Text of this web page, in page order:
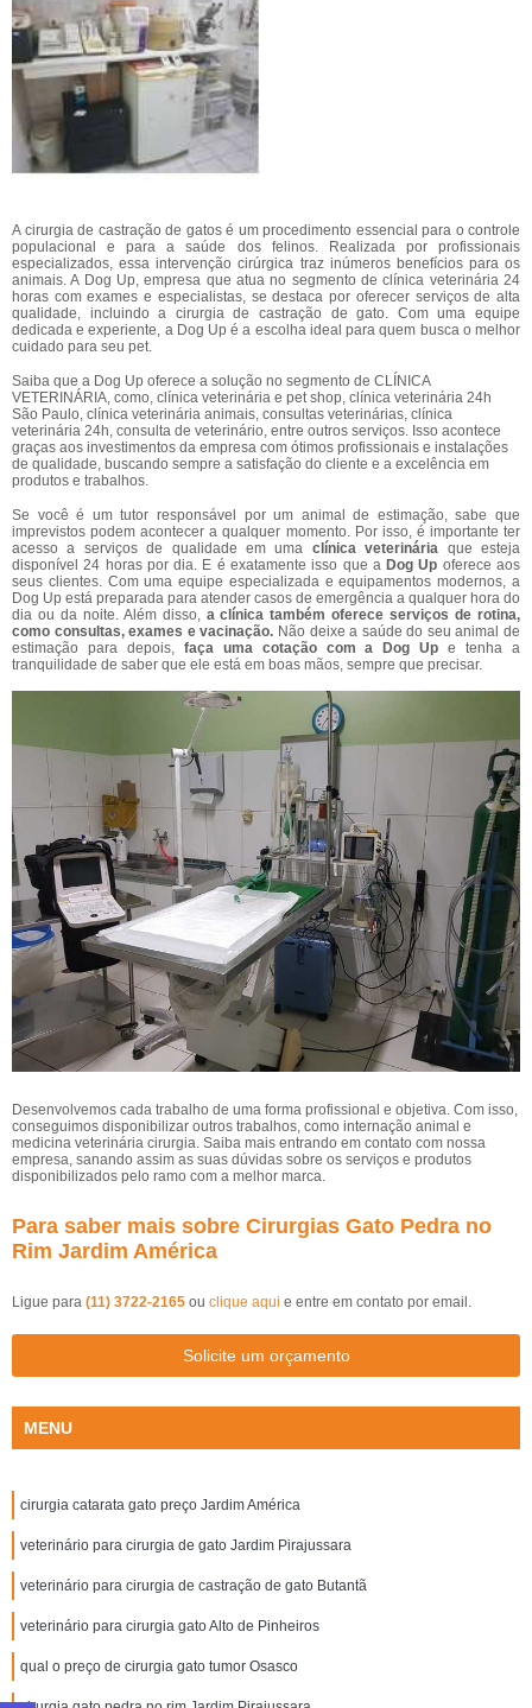
A cirurgia de castração de gatos é um procedimento essencial para o controle
populacional e para a saúde dos felinos. Realizada por profissionais
especializados, essa intervenção cirúrgica traz inúmeros benefícios para os
animais. A Dog Up, empresa que atua no segmento de clínica veterinária 24
horas com exames e especialistas, se destaca por oferecer serviços de alta
qualidade, incluindo a cirurgia de castração de gato. Com uma equipe
dedicada e experiente, a Dog Up é a escolha ideal para quem busca o melhor
cuidado para seu pet.
Saiba que a Dog Up oferece a solução no segmento de CLÍNICA
VETERINÁRIA, como, clínica veterinária e pet shop, clínica veterinária 24h
São Paulo, clínica veterinária animais, consultas veterinárias, clínica
veterinária 24h, consulta de veterinário, entre outros serviços. Isso acontece
graças aos investimentos da empresa com ótimos profissionais e instalações
de qualidade, buscando sempre a satisfação do cliente e a excelência em
produtos e trabalhos.
Se você é um tutor responsável por um animal de estimação, sabe que
imprevistos podem acontecer a qualquer momento. Por isso, é importante ter
acesso a serviços de qualidade em uma clínica veterinária que esteja
disponível 24 horas por dia. E é exatamente isso que a Dog Up oferece aos
seus clientes. Com uma equipe especializada e equipamentos modernos, a
Dog Up está preparada para atender casos de emergência a qualquer hora do
dia ou da noite. Além disso, a clínica também oferece serviços de rotina,
como consultas, exames e vacinação. Não deixe a saúde do seu animal de
estimação para depois, faça uma cotação com a Dog Up e tenha a
tranquilidade de saber que ele está em boas mãos, sempre que precisar.
Desenvolvemos cada trabalho de uma forma profissional e objetiva. Com isso,
conseguimos disponibilizar outros trabalhos, como internação animal e
medicina veterinária cirurgia. Saiba mais entrando em contato com nossa
empresa, sanando assim as suas dúvidas sobre os serviços e produtos
disponibilizados pelo ramo com a melhor marca.
Para saber mais sobre Cirurgias Gato Pedra no
Rim Jardim América
Ligue para (11) 3722-2165 ou clique aqui e entre em contato por email.
Solicite um orçamento
MENU
cirurgia catarata gato preço Jardim América
veterinário para cirurgia de gato Jardim Pirajussara
veterinário para cirurgia de castração de gato Butantã
veterinário para cirurgia gato Alto de Pinheiros
qual o preço de cirurgia gato tumor Osasco